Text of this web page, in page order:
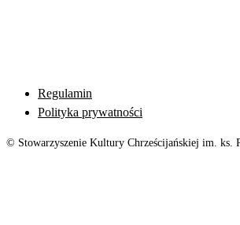
Regulamin
Polityka prywatności
© Stowarzyszenie Kultury Chrześcijańskiej im. ks.